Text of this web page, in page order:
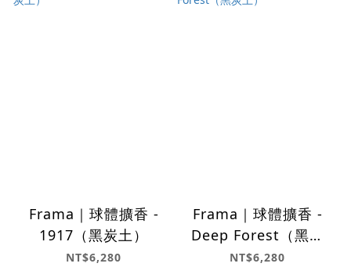
Frama｜球體擴香 -
1917（黑炭土）
NT$6,280
Frama｜球體擴香 -
Deep Forest（黑炭
土）
NT$6,280